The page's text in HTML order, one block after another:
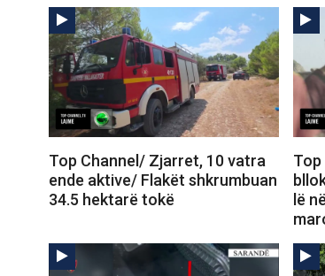
Top Channel/ Zjarret, 10 vatra
ende aktive/ Flakët shkrumbuan
34.5 hektarë tokë
lë